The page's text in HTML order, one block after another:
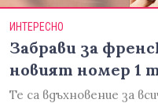
ИНТЕРЕСНО
Забрави за
новият номер 1
Те са вдъхновение за